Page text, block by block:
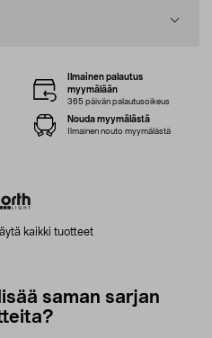
kaikki tuotteet
Ilmainen palautus
myymälään
365 päivän palautusoikeus
Nouda myymälästä
Ilmainen nouto myymälästä
saman sarjan